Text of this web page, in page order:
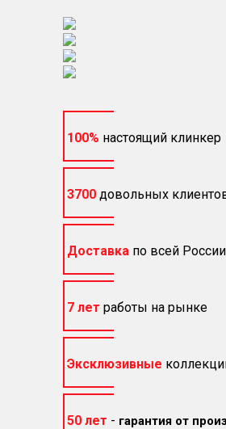
100% настоящий клинкер
3700 довольных
Доставка по всей России
7 лет работы на рынке
Эксклюзивные
50 лет - гарантия от